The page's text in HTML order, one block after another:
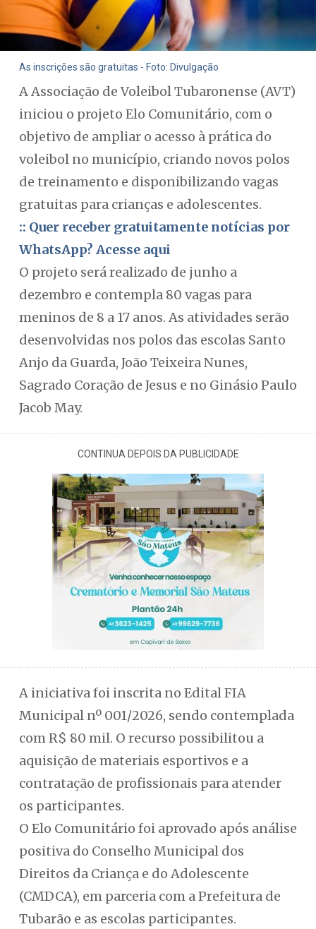
As inscrições são gratuitas - Foto: Divulgação
A Associação de Voleibol Tubaronense (AVT)
iniciou o projeto Elo Comunitário, com o
objetivo de ampliar o acesso à prática do
voleibol no município, criando novos polos
de treinamento e disponibilizando vagas
gratuitas para crianças e adolescentes.
:: Quer receber gratuitamente notícias por
WhatsApp? Acesse aqui
O projeto será realizado de junho a
dezembro e contempla 80 vagas para
meninos de 8 a 17 anos. As atividades serão
desenvolvidas nos polos das escolas Santo
Anjo da Guarda, João Teixeira Nunes,
Sagrado Coração de Jesus e no Ginásio Paulo
Jacob May.
CONTINUA DEPOIS DA PUBLICIDADE
A iniciativa foi inscrita no Edital FIA
Municipal nº 001/2026, sendo contemplada
com R$ 80 mil. O recurso possibilitou a
aquisição de materiais esportivos e a
contratação de profissionais para atender
os participantes.
O Elo Comunitário foi aprovado após análise
positiva do Conselho Municipal dos
Direitos da Criança e do Adolescente
(CMDCA), em parceria com a Prefeitura de
Tubarão e as escolas participantes.